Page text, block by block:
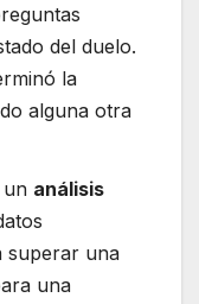
del duelo.
la
alguna otra
un análisis
superar una
una